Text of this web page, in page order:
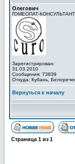
Олегович
ГОМЕОПАТ-КОНСУЛЬТАНТ
Зарегистрирован:
31.03.2010
Сообщения: 73839
Откуда: Кубань,
Вернуться к началу
Страница 1 из 1